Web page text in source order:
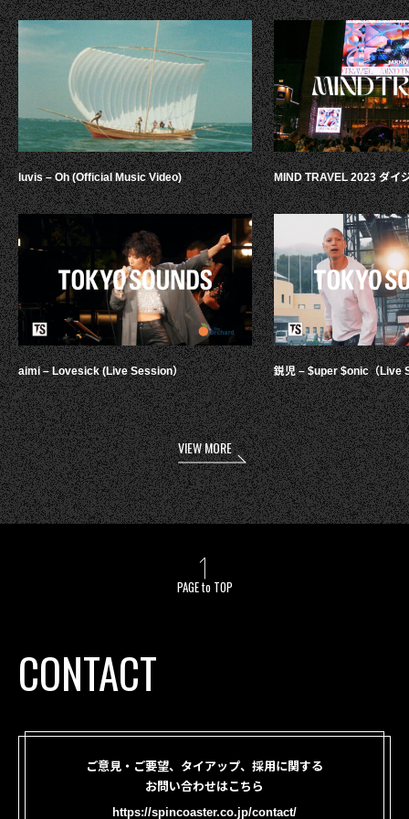
luvis – Oh (Official Music Video)
aimi – Lovesick (Live Session）
MIND TRAVEL 2023 ダイ
鋭児 – $uper $onic（Live
VIEW MORE
PAGE to TOP
CONTACT
ご意見・ご要望、タイアップ、採用に関する
お問い合わせはこちら
https://spincoaster.co.jp/contact/